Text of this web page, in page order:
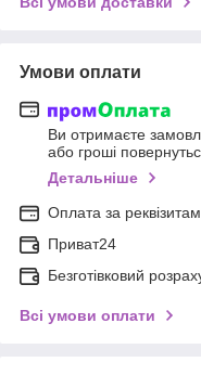
Умови оплати
Ви отримаєте
або гроші
Детальніше
Оплата за
Приват24
Безготівковий
Всі умови оплати